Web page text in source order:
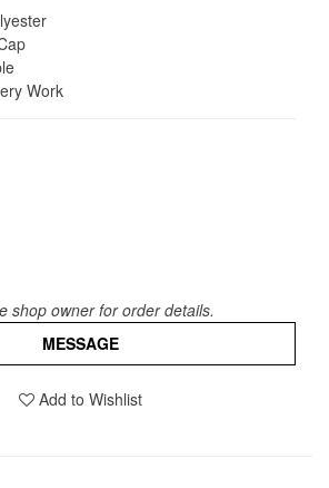
Work
shop owner for order details.
MESSAGE
Add to Wishlist